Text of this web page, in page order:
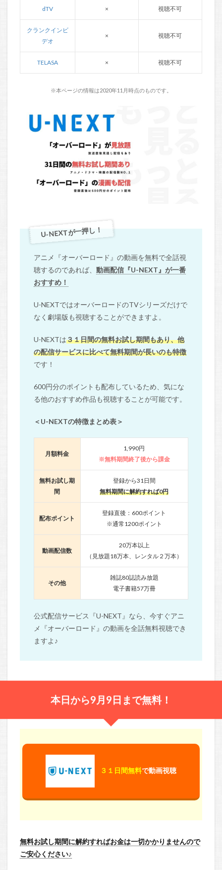
dTV × 視聴不可
クランクインビ
デオ
× 視聴不可
TELASA × 視聴不可
※本ページの情報は2020年11月時点のものです。
U-NEXTが一押し！
アニメ『オーバーロード』の動画を無料で全話視
聴するのであれば、 動画配信『U-NEXT』が一番
おすすめ！
U-NEXTではオーバーロードのTVシリーズだけで
なく劇場版も視聴することができますよ。
U-NEXTは３１日間の無料お試し期間もあり、他
の配信サービスに比べて無料期間が長いのも特徴
です！
600円分のポイントも配布しているため、気にな
る他のおすすめ作品も視聴することが可能です。
＜U-NEXTの特徴まとめ表＞
月額料金
1,990円
※無料期間終了後から課金
無料お試し期
間
登録から31日間
無料期間に解約すれば0円
配布ポイント
登録直後：600ポイント
※通常1200ポイント
動画配信数
20万本以上
（見放題18万本、レンタル２万本）
その他
雑誌80誌読み放題
電子書籍57万冊
公式配信サービス『U-NEXT』なら、今すぐアニ
メ『オーバーロード』の動画を全話無料視聴でき
ますよ♪
本日から9月9日まで無料！
３１日間無料で動画視聴
無料お試し期間に解約すればお金は一切かかりませんので
ご安心ください♪